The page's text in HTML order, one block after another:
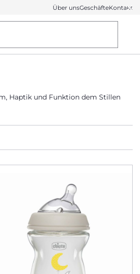
Über unsGeschäfteKontakt
Haptik und Funktion dem Stillen